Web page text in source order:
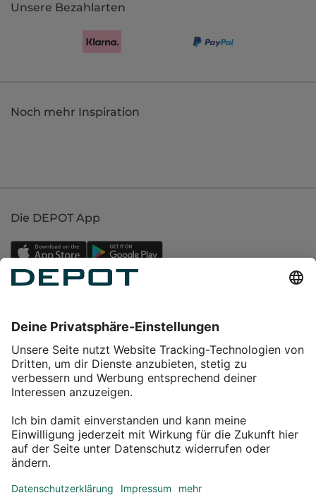
Unsere Bezahlarten
Noch mehr Inspiration
Die DEPOT App
Service
Über DEPOT
Kontakt